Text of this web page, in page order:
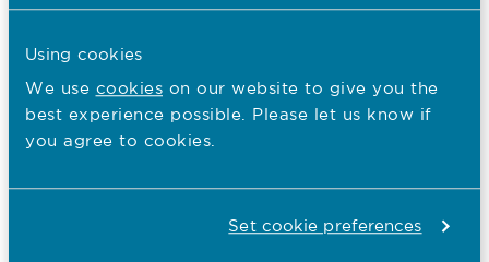
Using cookies
We use cookies on our website to give you the
best experience possible. Please let us know if
you agree to cookies.
Set cookie preferences
gynorthwyo rhywun sy’n ymwneud ag achos
ysgrifennu nodiadau, a chynnig cyngor yn
gymwysterau proffesiynol ym maes y gyfraith.